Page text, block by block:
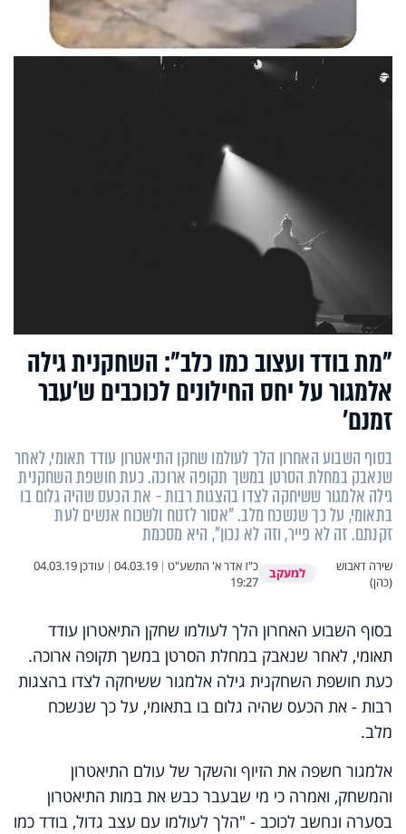
"מת בודד ועצוב כמו כלב": השחקנית גילה
אלמגור על יחס החילונים לכוכבים ש’עבר
זמנם’
בסוף השבוע האחרון הלך לעולמו שחקן התיאטרון עודד תאומי, לאחר
שנאבק במחלת הסרטן במשך תקופה ארוכה. כעת חושפת השחקנית
גילה אלמגור ששיחקה לצדו בהצגות רבות - את הכעס שהיה גלום בו
בתאומי, על כך שנשכח מלב. "אסור לזנוח ולשכוח אנשים לעת
זקנתם. זה לא פייר, וזה לא נכון", היא מסכמת
שירה דאבוש
(כהן)
למעקב כ"ז אדר א' התשע"ט |
04.03.19
| עודכן04.03.19
19:27
בסוף השבוע האחרון הלך לעולמו שחקן התיאטרון עודד
תאומי, לאחר שנאבק במחלת הסרטן במשך תקופה ארוכה.
כעת חושפת השחקנית גילה אלמגור ששיחקה לצדו בהצגות
רבות - את הכעס שהיה גלום בו בתאומי, על כך שנשכח
מלב.
אלמגור חשפה את הזיוף והשקר של עולם התיאטרון
והמשחק, ואמרה כי מי שבעבר כבש את במות התיאטרון
בסערה ונחשב לכוכב - "הלך לעולמו עם עצב גדול, בודד כמו